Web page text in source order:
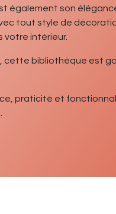
également son
tout style de
votre intérieur.
cette bibliothèque est
praticité et